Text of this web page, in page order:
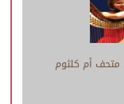
متحف أم كلثوم